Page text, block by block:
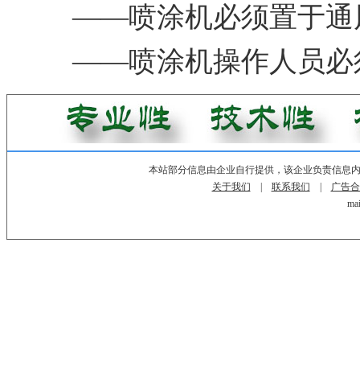
——喷涂机必须置于通
——喷涂机操作人员必
本站部分信息由企业自行提供，该企业负责信息
关于我们
联系我们
广告